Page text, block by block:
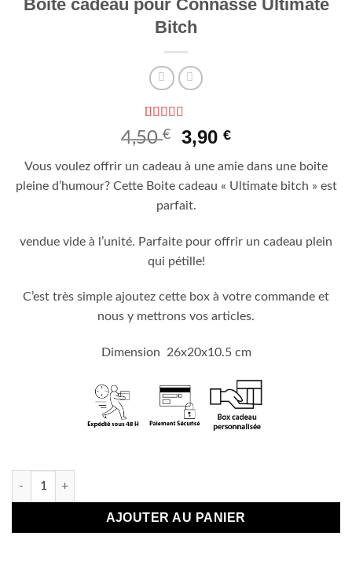
Boite cadeau pour Connasse Ultimate
Bitch
Noté
sur 5 basé
1
notation
client
4,50€
Le
initial
était :
4,50 €.
3,90€Le
actuel
est :
Vous voulez offrir un cadeau à une amie dans une boite
pleine d’humour? Cette Boite cadeau « Ultimate bitch » est
parfait.
vendue vide à l’unité. Parfaite pour offrir un cadeau plein
qui pétille!
C’est très simple ajoutez cette box à votre commande et
nous y mettrons vos articles.
Dimension 26x20x10.5 cm
quantité de Boite cadeau pour Connasse Ultimate Bitch
AJOUTER AU PANIER